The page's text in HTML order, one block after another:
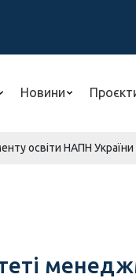
Новини
освіти НАПН України